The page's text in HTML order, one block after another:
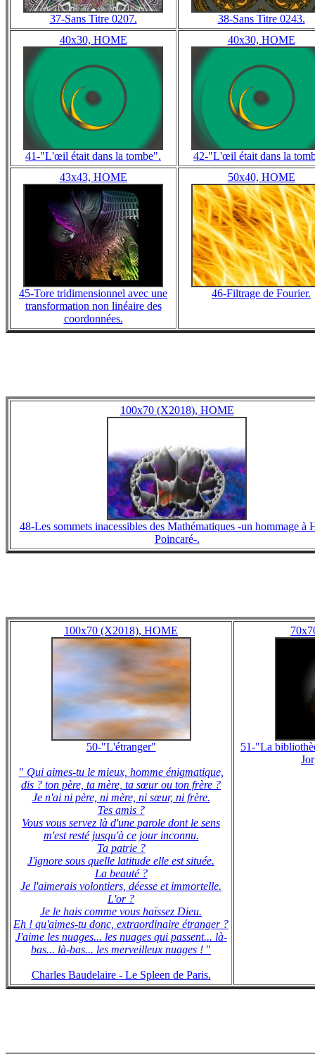
37-Sans Titre 0207.
38-Sans Titre 0243.
40x30, HOME
41-"L'œil était dans la tombe".
40x30, HOME
42-"L'œil était dans la
43x43, HOME
45-Tore tridimensionnel avec une
transformation non linéaire des
coordonnées.
50x40, HOME
46-Filtrage de Fourier.
100x70 (X2018), HOME
48-Les sommets inacessibles des Mathématiques -un hommage à
Poincaré-.
100x70 (X2018), HOME
50-"L'étranger"
" Qui aimes-tu le mieux, homme énigmatique,
dis ? ton père, ta mère, ta sœur ou ton frère ?
Je n'ai ni père, ni mère, ni sœur, ni frère.
Tes amis ?
Vous vous servez là d'une parole dont le sens
m'est resté jusqu'à ce jour inconnu.
Ta patrie ?
J'ignore sous quelle latitude elle est située.
La beauté ?
Je l'aimerais volontiers, déesse et immortelle.
L'or ?
Je le hais comme vous haïssez Dieu.
Eh ! qu'aimes-tu donc, extraordinaire étranger ?
J'aime les nuages... les nuages qui passent... là-
bas... là-bas... les merveilleux nuages ! "
Charles Baudelaire - Le Spleen de Paris.
51-"La